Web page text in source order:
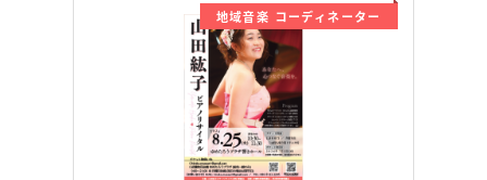
地域音楽 コーディネーター